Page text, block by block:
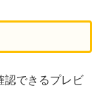
認できるプレビ